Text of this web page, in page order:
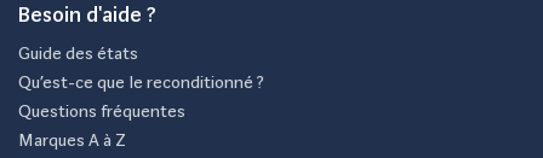
Besoin d'aide ?
Guide des états
Qu’est-ce que le reconditionné ?
Questions fréquentes
Marques A à Z